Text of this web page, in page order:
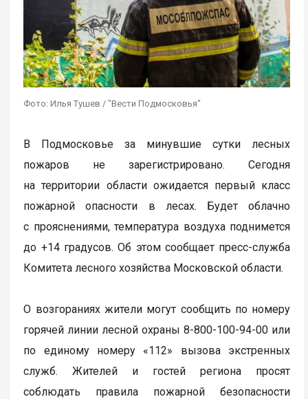
Фото: Илья Тушев / "Вести Подмосковья"
В Подмосковье за минувшие сутки лесных
пожаров не зарегистрировано. Сегодня
на территории области ожидается первый класс
пожарной опасности в лесах. Будет облачно
с прояснениями, температура воздуха поднимется
до +14 градусов. Об этом сообщает пресс-служба
Комитета лесного хозяйства Московской области.
О возгораниях жители могут сообщить по номеру
горячей линии лесной охраны 8-800-100-94-00 или
по единому номеру «112» вызова экстренных
служб. Жителей и гостей региона просят
соблюдать правила пожарной безопасности